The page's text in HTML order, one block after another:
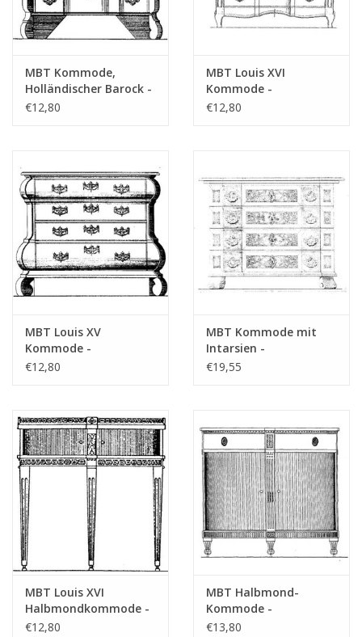
NEUE ZEITSCHRIFTEN
ABONNEMENT DER
MODELLBAUER
MBT Kommode,
Holländischer Barock -
Bauzeichnung
€12,80
MBT Louis XVI
Kommode -
Bauzeichnung
€12,80
MBT Louis XV
Kommode -
Bauzeichnung
€12,80
MBT Kommode mit
Intarsien -
Bauzeichnung
€19,55
MBT Louis XVI
Halbmondkommode -
Bauzeichnung
€12,80
MBT Halbmond-
Kommode -
Bauzeichnung
€13,80